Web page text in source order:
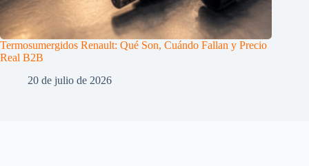
Termosumergidos Renault: Qué Son, Cuándo Fallan y Precio
Real B2B
20 de julio de 2026